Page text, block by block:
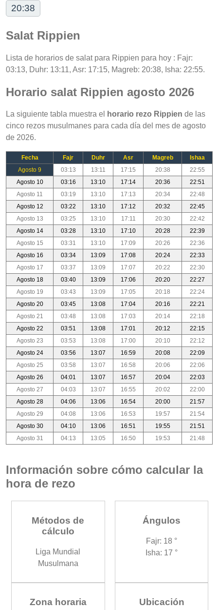
20:38
Salat Rippien
Lista de horarios de salat para Rippien para hoy : Fajr:
03:13, Duhr: 13:11, Asr: 17:15, Magreb: 20:38, Isha: 22:55.
Horario salat Rippien agosto 2026
La siguiente tabla muestra el horario rezo Rippien de las
cinco rezos musulmanes para cada día del mes de agosto
de 2026.
Fecha Fajr Duhr Asr Magreb
Ishaa
Agosto 9
03:13 13:11 17:15 20:38
22:55
Agosto 10
03:16 13:10 17:14 20:36
22:51
Agosto 11
03:19 13:10 17:13 20:34
22:48
Agosto 12
03:22 13:10 17:12 20:32
22:45
Agosto 13
03:25 13:10 17:11 20:30
22:42
Agosto 14
03:28 13:10 17:10 20:28
22:39
Agosto 15
03:31 13:10 17:09 20:26
22:36
Agosto 16
03:34 13:09 17:08 20:24
22:33
Agosto 17
03:37 13:09 17:07 20:22
22:30
Agosto 18
03:40 13:09 17:06 20:20
22:27
Agosto 19
03:43 13:09 17:05 20:18
22:24
Agosto 20
03:45 13:08 17:04 20:16
22:21
Agosto 21
03:48 13:08 17:03 20:14
22:18
Agosto 22
03:51 13:08 17:01 20:12
22:15
Agosto 23
03:53 13:08 17:00 20:10
22:12
Agosto 24
03:56 13:07 16:59 20:08
22:09
Agosto 25
03:58 13:07 16:58 20:06
22:06
Agosto 26
04:01 13:07 16:57 20:04
22:03
Agosto 27
04:03 13:07 16:55 20:02
22:00
Agosto 28
04:06 13:06 16:54 20:00
21:57
Agosto 29
04:08 13:06 16:53 19:57
21:54
Agosto 30
04:10 13:06 16:51 19:55
21:51
Agosto 31
04:13 13:05 16:50 19:53 21:48
Información sobre cómo calcular la
hora de rezo
Métodos de
cálculo
Liga Mundial
Musulmana
Ángulos
Fajr: 18 °
Isha: 17 °
Zona horaria Ubicación